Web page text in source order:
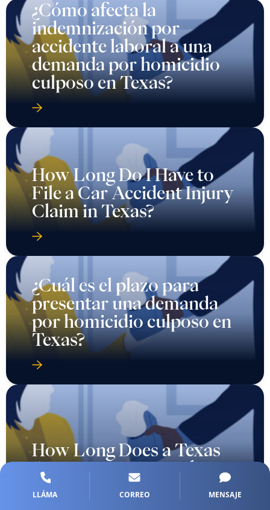
¿Cómo afecta la
indemnización por
accidente laboral a una
demanda por homicidio
culposo en Texas?
How Long Do I Have to
File a Car Accident Injury
Claim in Texas?
¿Cuál es el plazo para
presentar una demanda
por homicidio culposo en
Texas?
How Long Does a Texas
Auto Injury Case Take?
LLÁMA CORREO MENSAJE